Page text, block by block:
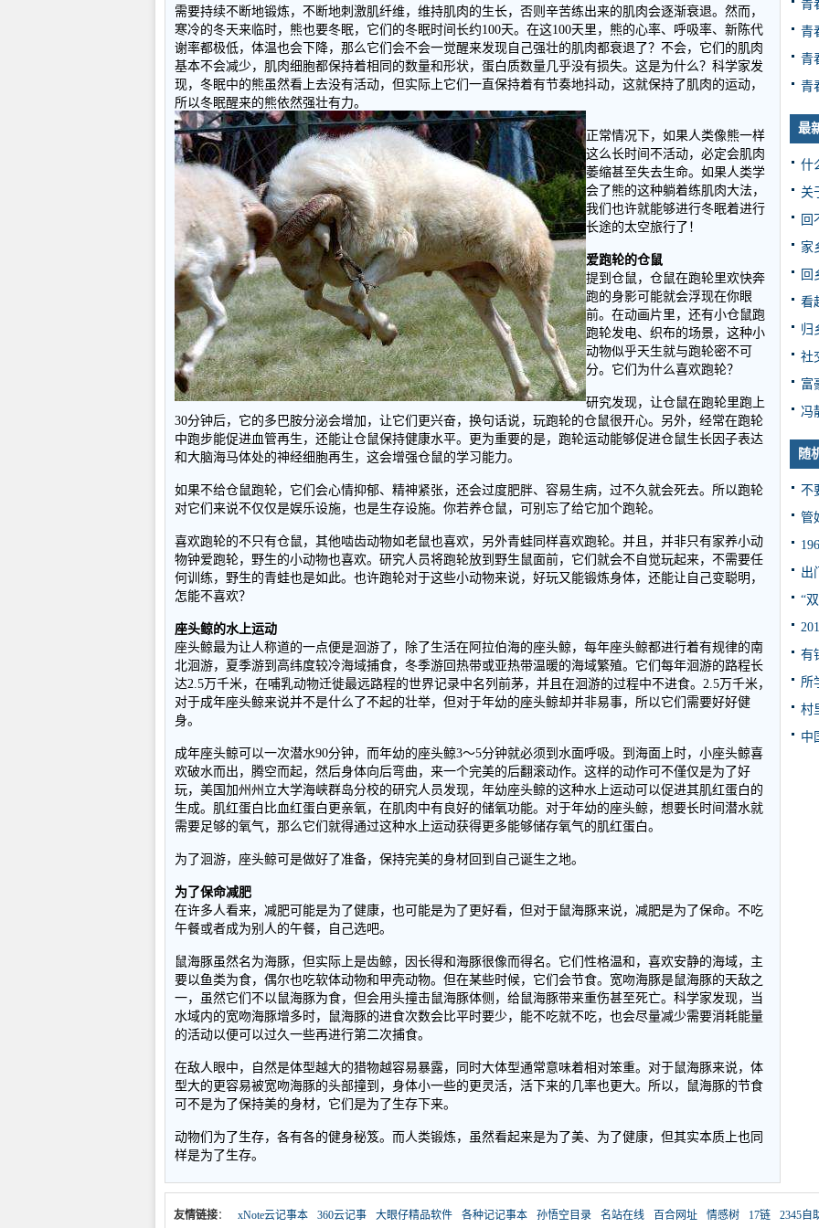
需要持续不断地锻炼，不断地刺激肌纤维，维持肌肉的生长，否则辛苦练出来的肌肉会逐渐衰退。然而，
寒冷的冬天来临时，熊也要冬眠，它们的冬眠时间长约100天。在这100天里，熊的心率、呼吸率、新陈代
谢率都极低，体温也会下降，那么它们会不会一觉醒来发现自己强壮的肌肉都衰退了？不会，它们的肌肉
基本不会减少，肌肉细胞都保持着相同的数量和形状，蛋白质数量几乎没有损失。这是为什么？科学家发
现，冬眠中的熊虽然看上去没有活动，但实际上它们一直保持着有节奏地抖动，这就保持了肌肉的运动，
所以冬眠醒来的熊依然强壮有力。
正常情况下，如果人类像熊一样
这么长时间不活动，必定会肌肉
萎缩甚至失去生命。如果人类学
会了熊的这种躺着练肌肉大法，
我们也许就能够进行冬眠着进行
长途的太空旅行了！
爱跑轮的仓鼠
提到仓鼠，仓鼠在跑轮里欢快奔
跑的身影可能就会浮现在你眼
前。在动画片里，还有小仓鼠跑
跑轮发电、织布的场景，这种小
动物似乎天生就与跑轮密不可
分。它们为什么喜欢跑轮？
研究发现，让仓鼠在跑轮里跑上
30分钟后，它的多巴胺分泌会增加，让它们更兴奋，换句话说，玩跑轮的仓鼠很开心。另外，经常在跑轮
中跑步能促进血管再生，还能让仓鼠保持健康水平。更为重要的是，跑轮运动能够促进仓鼠生长因子表达
和大脑海马体处的神经细胞再生，这会增强仓鼠的学习能力。
如果不给仓鼠跑轮，它们会心情抑郁、精神紧张，还会过度肥胖、容易生病，过不久就会死去。所以跑轮
对它们来说不仅仅是娱乐设施，也是生存设施。你若养仓鼠，可别忘了给它加个跑轮。
喜欢跑轮的不只有仓鼠，其他啮齿动物如老鼠也喜欢，另外青蛙同样喜欢跑轮。并且，并非只有家养小动
物钟爱跑轮，野生的小动物也喜欢。研究人员将跑轮放到野生鼠面前，它们就会不自觉玩起来，不需要任
何训练，野生的青蛙也是如此。也许跑轮对于这些小动物来说，好玩又能锻炼身体，还能让自己变聪明，
怎能不喜欢？
座头鲸的水上运动
座头鲸最为让人称道的一点便是洄游了，除了生活在阿拉伯海的座头鲸，每年座头鲸都进行着有规律的南
北洄游，夏季游到高纬度较冷海域捕食，冬季游回热带或亚热带温暖的海域繁殖。它们每年洄游的路程长
达2.5万千米，在哺乳动物迁徙最远路程的世界记录中名列前茅，并且在洄游的过程中不进食。2.5万千米，
对于成年座头鲸来说并不是什么了不起的壮举，但对于年幼的座头鲸却并非易事，所以它们需要好好健
身。
成年座头鲸可以一次潜水90分钟，而年幼的座头鲸3～5分钟就必须到水面呼吸。到海面上时，小座头鲸喜
欢破水而出，腾空而起，然后身体向后弯曲，来一个完美的后翻滚动作。这样的动作可不僅仅是为了好
玩，美国加州州立大学海峡群岛分校的研究人员发现，年幼座头鲸的这种水上运动可以促进其肌红蛋白的
生成。肌红蛋白比血红蛋白更亲氧，在肌肉中有良好的储氧功能。对于年幼的座头鲸，想要长时间潜水就
需要足够的氧气，那么它们就得通过这种水上运动获得更多能够储存氧气的肌红蛋白。
为了洄游，座头鲸可是做好了准备，保持完美的身材回到自己诞生之地。
为了保命减肥
在许多人看来，减肥可能是为了健康，也可能是为了更好看，但对于鼠海豚来说，减肥是为了保命。不吃
午餐或者成为别人的午餐，自己选吧。
鼠海豚虽然名为海豚，但实际上是齿鲸，因长得和海豚很像而得名。它们性格温和，喜欢安静的海域，主
要以鱼类为食，偶尔也吃软体动物和甲壳动物。但在某些时候，它们会节食。宽吻海豚是鼠海豚的天敌之
一，虽然它们不以鼠海豚为食，但会用头撞击鼠海豚体侧，给鼠海豚带来重伤甚至死亡。科学家发现，当
水域内的宽吻海豚增多时，鼠海豚的进食次数会比平时要少，能不吃就不吃，也会尽量减少需要消耗能量
的活动以便可以过久一些再进行第二次捕食。
在敌人眼中，自然是体型越大的猎物越容易暴露，同时大体型通常意味着相对笨重。对于鼠海豚来说，体
型大的更容易被宽吻海豚的头部撞到，身体小一些的更灵活，活下来的几率也更大。所以，鼠海豚的节食
可不是为了保持美的身材，它们是为了生存下来。
动物们为了生存，各有各的健身秘笈。而人类锻炼，虽然看起来是为了美、为了健康，但其实本质上也同
样是为了生存。
青
青
青
青
最
什
关
回
家
回
看
归
社
富
冯
随
不
管
出
“
有
所
村
中
友情链接： xNote云记事本 360云记事 大眼仔精品软件 各种记记事本 孙悟空目录 名站在线 百合网址 情感树 17链 2345自